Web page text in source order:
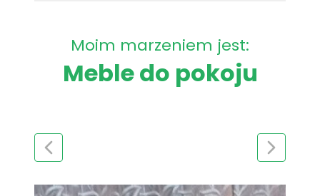
Moim marzeniem jest:
Meble do pokoju